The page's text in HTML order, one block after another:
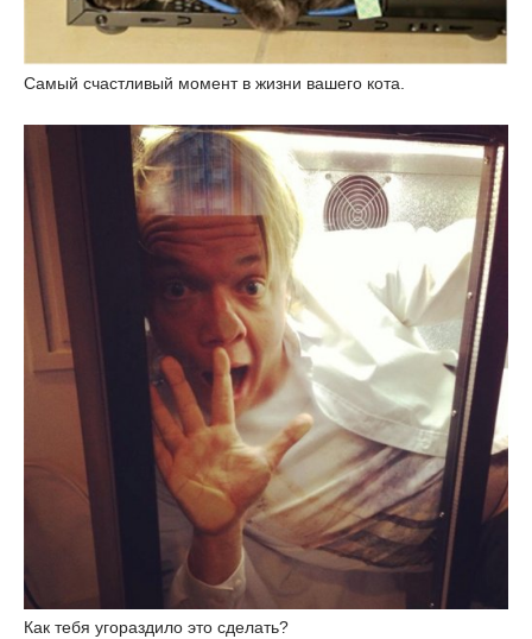
Самый счастливый момент в жизни вашего кота.
Как тебя угораздило это сделать?